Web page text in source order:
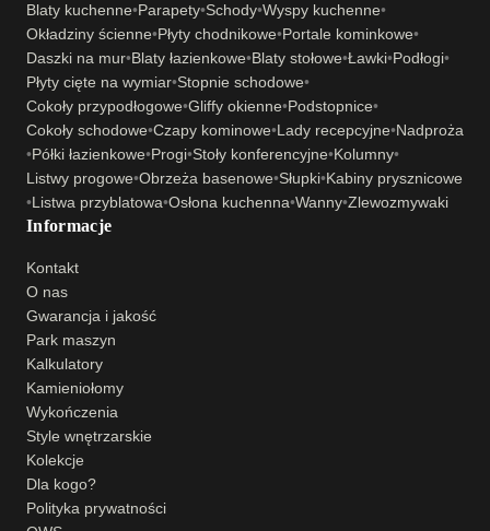
Blaty kuchenne•Parapety•Schody•Wyspy kuchenne•
Okładziny ścienne•Płyty chodnikowe•Portale kominkowe•
Daszki na mur•Blaty łazienkowe•Blaty stołowe•Ławki•Podłogi•
Płyty cięte na wymiar•Stopnie schodowe•
Cokoły przypodłogowe•Gliffy okienne•Podstopnice•
Cokoły schodowe•Czapy kominowe•Lady recepcyjne•Nadproża
•Półki łazienkowe•Progi•Stoły konferencyjne•Kolumny•
Listwy progowe•Obrzeża basenowe•Słupki•Kabiny prysznicowe
•Listwa przyblatowa•Osłona kuchenna•Wanny•Zlewozmywaki
Informacje
Kontakt
O nas
Gwarancja i jakość
Park maszyn
Kalkulatory
Kamieniołomy
Wykończenia
Style wnętrzarskie
Kolekcje
Dla kogo?
Polityka prywatności